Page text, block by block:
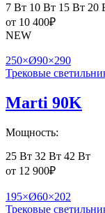
7 Вт 10 Вт 15 Вт 20
от 10 400₽
NEW
250×Ø90×290
Трековые
Marti 90K
Мощность:
25 Вт 32 Вт 42 Вт
от 12 900₽
195×Ø60×202
Трековые